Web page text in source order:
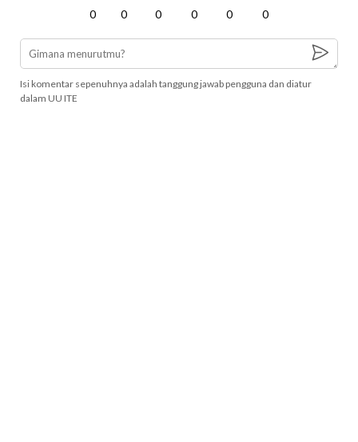
0 0 0 0 0 0
Isi komentar sepenuhnya adalah tanggung jawab pengguna dan diatur
dalam UU ITE